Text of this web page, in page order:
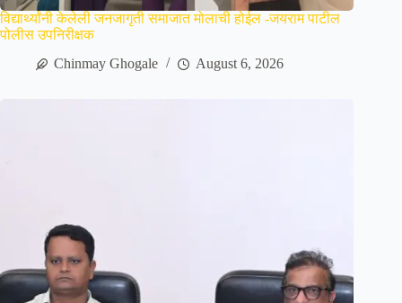
विद्यार्थ्यांनी केलेली जनजागृती समाजात मोलाची होईल -जयराम पाटील
पोलीस उपनिरीक्षक
Chinmay Ghogale
August 6, 2026